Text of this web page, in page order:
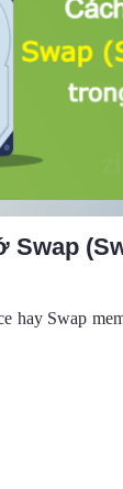
Swap
hay Swap